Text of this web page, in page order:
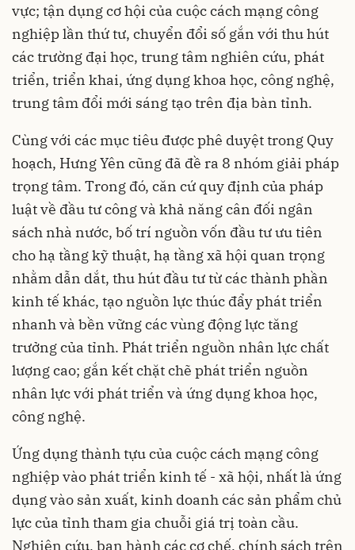
vực; tận dụng cơ hội của cuộc cách mạng công
nghiệp lần thứ tư, chuyển đổi số gắn với thu hút
các trường đại học, trung tâm nghiên cứu, phát
triển, triển khai, ứng dụngkhoa học, công nghệ,
trung tâm đổi mới sáng tạo trên địa bàn tỉnh.
Cùng với các mục tiêu được phê duyệt trong Quy
hoạch, Hưng Yên cũng đã đề ra 8 nhóm giải pháp
trọng tâm. Trong đó, căn cứ quy định của pháp
luật về đầu tư công và khả năng cân đối ngân
sách nhà nước, bố trí nguồn vốn đầu tư ưu tiên
cho hạ tầng kỹ thuật, hạ tầng xã hội quan trọng
nhằm dẫn dắt, thu hút đầu tư từ các thành phần
kinh tế khác, tạo nguồn lực thúc đẩy phát triển
nhanh và bền vững các vùng động lực tăng
trưởng của tỉnh. Phát triển nguồn nhân lực chất
lượng cao; gắn kết chặt chẽ phát triển nguồn
nhân lực với phát triển và ứng dụng khoa học,
công nghệ.
Ứng dụng thành tựu của cuộc cách mạng công
nghiệp vào phát triển kinh tế - xã hội, nhất là ứng
dụng vào sản xuất, kinh doanh các sản phẩm chủ
lực của tỉnh tham gia chuỗi giá trị toàn cầu.
Nghiên cứu, ban hành các cơ chế, chính sách trên